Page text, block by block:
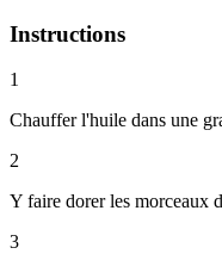
Instructions
1
Chauffer l'huile dans une
2
Y faire dorer les morceaux
3